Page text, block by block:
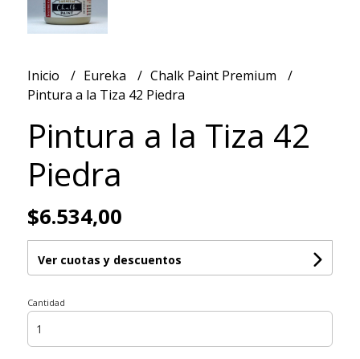
Inicio Eureka
Chalk Paint Premium
Pintura a la Tiza 42 Piedra
Pintura a la Tiza 42
Piedra
$6.534,00
Ver cuotas y descuentos
Cantidad